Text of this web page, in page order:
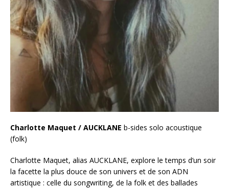
Charlotte Maquet / AUCKLANE b-sides solo acoustique
(folk)
Charlotte Maquet, alias AUCKLANE, explore le temps d’un soir
la facette la plus douce de son univers et de son ADN
artistique : celle du songwriting, de la folk et des ballades